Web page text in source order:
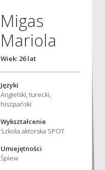
Migas
Mariola
Wiek: 26 lat
Języki
Angielski, turecki,
hiszpański
Wykształcenie
Szkoła aktorska SPOT
Umiejętności
Śpiew